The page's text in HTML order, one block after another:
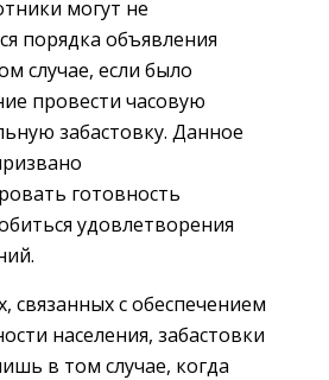
могут не
порядка объявления
случае, если было
провести часовую
забастовку. Данное
готовность
удовлетворения
связанных с обеспечением
населения, забастовки
в том случае, когда